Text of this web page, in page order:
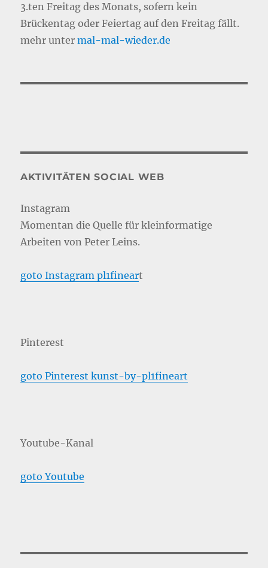
3.ten Freitag des Monats, sofern kein
Brückentag oder Feiertag auf den Freitag fällt.
mehr untermal-mal-wieder.de
AKTIVITÄTEN SOCIAL WEB
Instagram
Momentan die Quelle für kleinformatige
Arbeiten von Peter Leins.
goto Instagram pl1fineart
Pinterest
goto Pinterest kunst-by-pl1fineart
Youtube-Kanal
goto Youtube